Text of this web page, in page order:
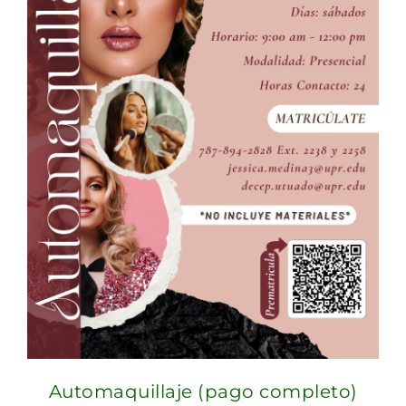
Automaquillaje (pago completo)